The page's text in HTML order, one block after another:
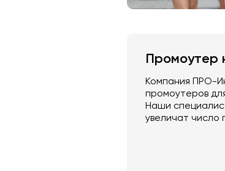
Промоутер
Компания ПРО-
промоутеров
Наши
увеличат число